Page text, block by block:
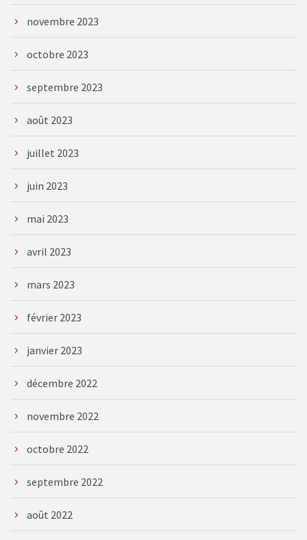
novembre 2023
octobre 2023
septembre 2023
août 2023
juillet 2023
juin 2023
mai 2023
avril 2023
mars 2023
février 2023
janvier 2023
décembre 2022
novembre 2022
octobre 2022
septembre 2022
août 2022